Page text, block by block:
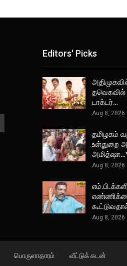
Editors' Picks
டாக்டர்…
Aug 8, 2026
தமிழகம்
உள்துறை
Aug 8, 2026
Aug 8, 2026
பொருளாதாரம் வீட்டுக் கடன்